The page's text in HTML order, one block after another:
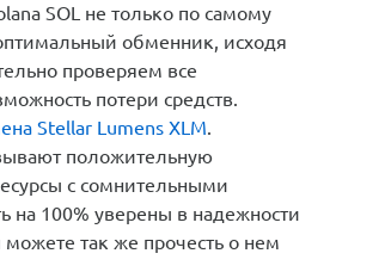
SOL не только по самому
обменник, исходя
проверяем все
потери средств.
Stellar Lumens XLM.
положительную
с сомнительными
на 100% уверены в надежности
так же прочесть о нем